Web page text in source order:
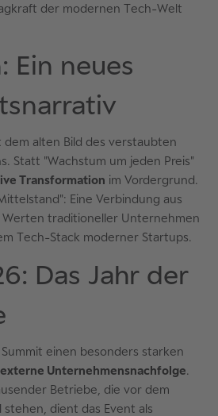
der modernen Tech-Welt
Ein neues
alten Bild des verstaubten
Statt "Wachstum um jeden Preis"
Transformation im Vordergrund.
Eine Verbindung aus
traditioneller Unternehmen
Tech-Stack moderner Startups.
Das Jahr der
einen besonders starken
externe Unternehmensnachfolge.
Betriebe, die vor dem
dient das Event als